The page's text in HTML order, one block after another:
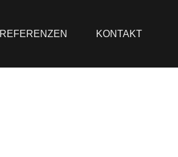
REFERENZEN KONTAKT